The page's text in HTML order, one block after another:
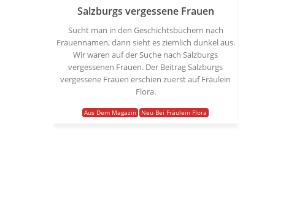
Salzburgs vergessene Frauen
Sucht man in den Geschichtsbüchern nach
Frauennamen, dann sieht es ziemlich dunkel aus.
Wir waren auf der Suche nach Salzburgs
vergessenen Frauen. Der Beitrag Salzburgs
vergessene Frauen erschien zuerst auf Fräulein
Flora.
Aus Dem Magazin Neu Bei Fräulein Flora